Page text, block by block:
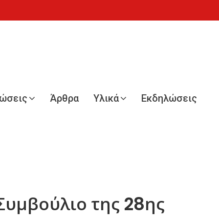
Άρθρα Υλικά Εκδηλώσεις
της 28ης